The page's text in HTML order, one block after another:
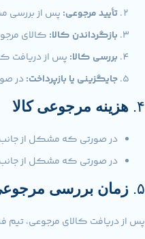
تأیید مرجوعی: پس از بررسی
بازگرداندن کالا: کالای
بررسی کالا: پس از دریافت
جایگزینی یا بازپرداخت:در
۴. هزینه مرجوعی کالا
در صورتی که مشکل از جانب
در صورتی که مشکل از جانب
۵. زمان بررسی
پس از دریافت کالای مرجوعی، تیم فنی پامیرا حداکثر طی ۷ روز کاری کالا